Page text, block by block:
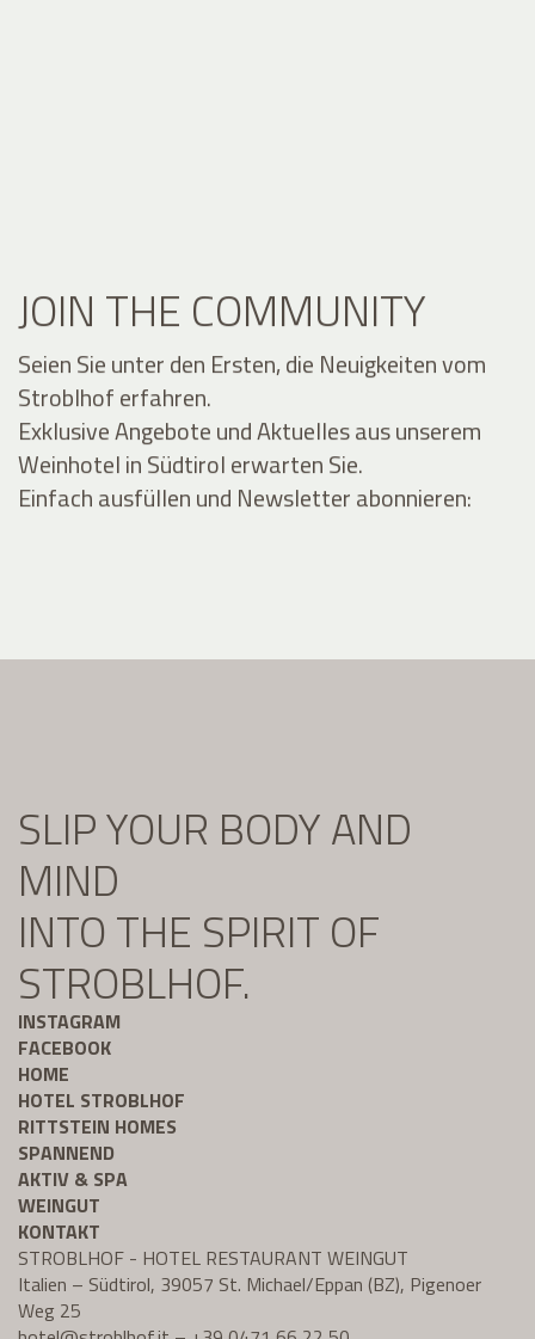
JOIN THE COMMUNITY
Seien Sie unter den Ersten, die Neuigkeiten vom
Stroblhof erfahren.
Exklusive Angebote und Aktuelles aus unserem
Weinhotel in Südtirol erwarten Sie.
Einfach ausfüllen und Newsletter abonnieren:
SLIP YOUR BODY AND
MIND
INTO THE SPIRIT OF
STROBLHOF.
INSTAGRAM
FACEBOOK
HOME
HOTEL STROBLHOF
RITTSTEIN HOMES
SPANNEND
AKTIV & SPA
WEINGUT
KONTAKT
STROBLHOF - HOTEL RESTAURANT WEINGUT
Italien – Südtirol, 39057 St. Michael/Eppan (BZ), Pigenoer
Weg 25